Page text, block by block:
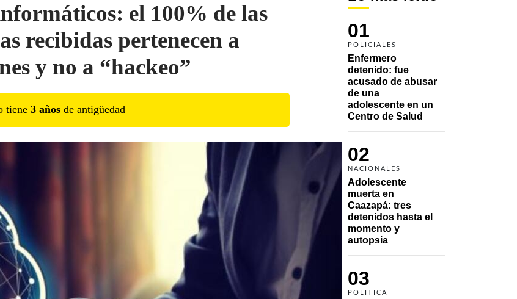
01
POLICIALES
Enfermero
detenido: fue
acusado de abusar
de una
adolescente en un
Centro de Salud
02
NACIONALES
Adolescente
muerta en
Caazapá: tres
detenidos hasta el
momento y
autopsia
03
POLÍTICA
el 100% de las
recibidas pertenecen a
y no a “hackeo”
tiene 3 años de antigüedad